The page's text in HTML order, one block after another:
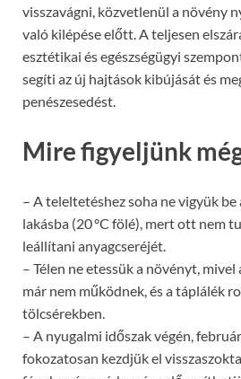
visszavágni, közvetlenül a növény
való kilépése előtt. A teljesen
esztétikai és egészségügyi
segíti az új hajtások kibújását és
penészesedést.
Mire figyeljünk
– A teleltetéshez soha ne vigyük
lakásba (20 °C fölé), mert ott nem
leállítani anyagcseréjét.
– Télen ne etessük a növényt,
már nem működnek, és a táplálék
tölcsérekben.
– A nyugalmi időszak végén,
fokozatosan kezdjük el